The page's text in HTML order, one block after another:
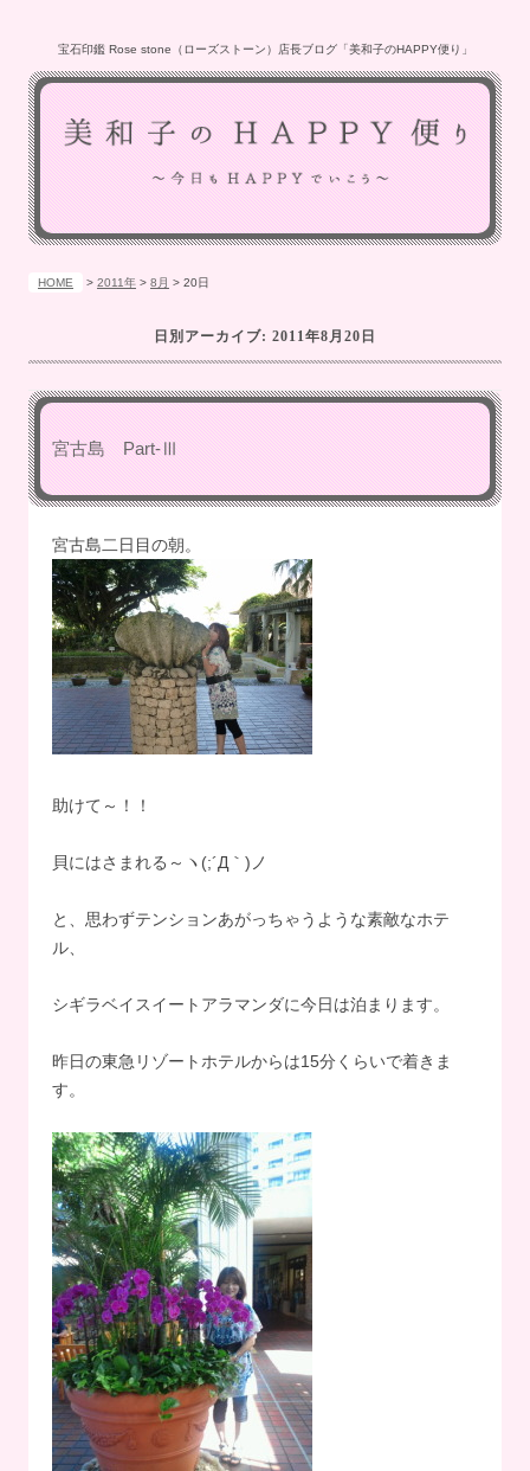
宝石印鑑 Rose stone（ローズストーン）店長ブログ「美和子のHAPPY便り」
HOME > 2011年 > 8月 > 20日
日別アーカイブ: 2011年8月20日
宮古島 Part‐Ⅲ
宮古島二日目の朝。
助けて～！！
貝にはさまれる～ヽ(;´Д｀)ノ
と、思わずテンションあがっちゃうような素敵なホテ
ル、
シギラベイスイートアラマンダに今日は泊まります。
昨日の東急リゾートホテルからは15分くらいで着きま
す。